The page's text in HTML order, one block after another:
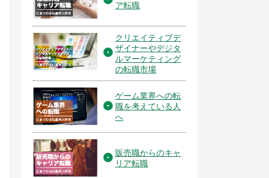
ア転職
クリエイティブデ
ザイナーやデジタ
ルマーケティング
の転職市場
ゲーム業界への転
職を考えている人
へ
販売職からのキャ
リア転職